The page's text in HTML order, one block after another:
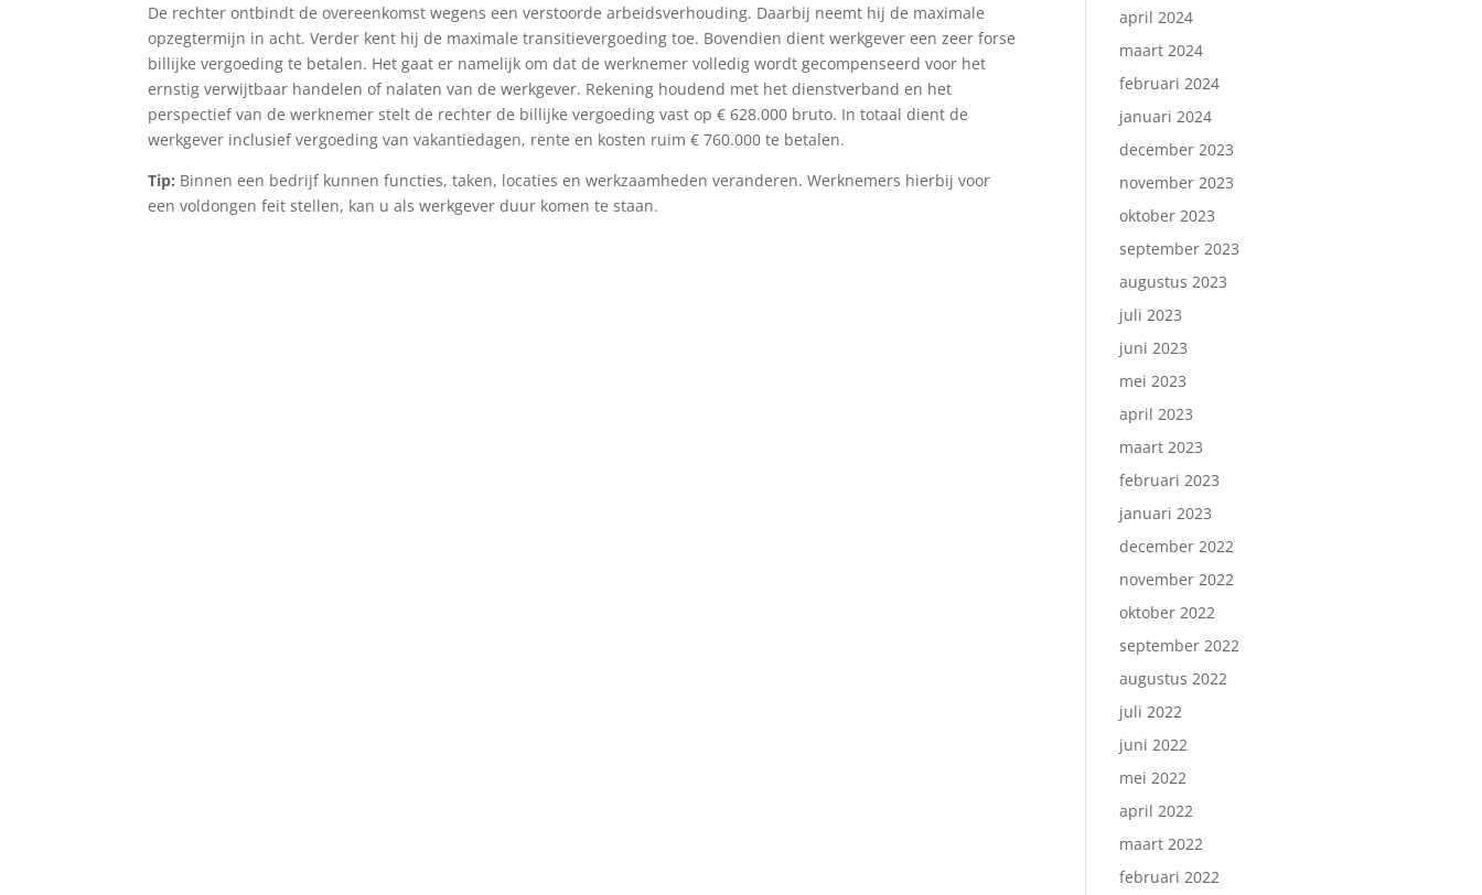
De rechter ontbindt de overeenkomst wegens een verstoorde arbeidsverhouding. Daarbij neemt hij de maximale
opzegtermijn in acht. Verder kent hij de maximale transitievergoeding toe. Bovendien dient werkgever een zeer forse
billijke vergoeding te betalen. Het gaat er namelijk om dat de werknemer volledig wordt gecompenseerd voor het
ernstig verwijtbaar handelen of nalaten van de werkgever. Rekening houdend met het dienstverband en het
perspectief van de werknemer stelt de rechter de billijke vergoeding vast op € 628.000 bruto. In totaal dient de
werkgever inclusief vergoeding van vakantiedagen, rente en kosten ruim € 760.000 te betalen.
Tip: Binnen een bedrijf kunnen functies, taken, locaties en werkzaamheden veranderen. Werknemers hierbij voor
een voldongen feit stellen, kan u als werkgever duur komen te staan.
april 2024
maart 2024
februari 2024
januari 2024
december 2023
november 2023
oktober 2023
september 2023
augustus 2023
juli 2023
juni 2023
mei 2023
april 2023
maart 2023
februari 2023
januari 2023
december 2022
november 2022
oktober 2022
september 2022
augustus 2022
juli 2022
juni 2022
mei 2022
april 2022
maart 2022
februari 2022